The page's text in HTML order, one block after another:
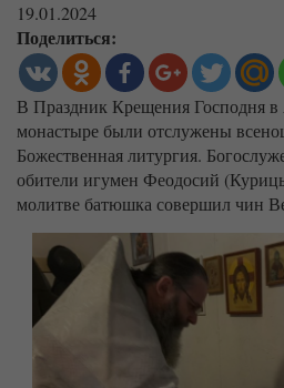
19.01.2024
Поделиться:
В Праздник Крещения Господня
монастыре были отслужены
Божественная литургия.
обители игумен Феодосий
молитве батюшка совершил чин